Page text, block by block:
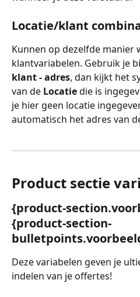
Locatie/klant
Kunnen op dezelfde manier
klantvariabelen. Gebruik je
klant - adres, dan kijkt het
van de Locatie die is
je hier geen locatie
automatisch het adres van
Product sectie
{product-
{product-section-
Deze variabelen geven je
indelen van je offertes!